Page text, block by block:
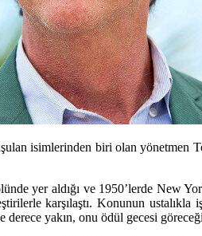
isimlerinden biri olan yönetmen
yer aldığı ve 1950’lerde New
karşılaştı. Konunun ustalıkla
derece yakın, onu ödül gecesi